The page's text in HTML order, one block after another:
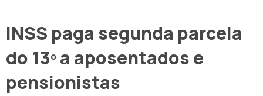
INSS paga segunda parcela
do 13º a aposentados e
pensionistas